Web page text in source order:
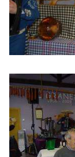
Buscar